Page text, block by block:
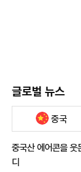
글로벌 뉴스
중국
중국산 에어콘을 웃
디